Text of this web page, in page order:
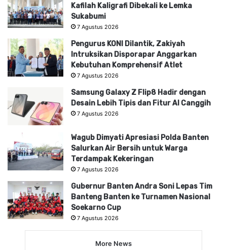
Kafilah Kaligrafi Dibekali ke Lemka
Sukabumi
7 Agustus 2026
Pengurus KONI Dilantik, Zakiyah
Intruksikan Disporapar Anggarkan
Kebutuhan Komprehensif Atlet
7 Agustus 2026
Samsung Galaxy Z Flip8 Hadir dengan
Desain Lebih Tipis dan Fitur AI Canggih
7 Agustus 2026
Wagub Dimyati Apresiasi Polda Banten
Salurkan Air Bersih untuk Warga
Terdampak Kekeringan
7 Agustus 2026
Gubernur Banten Andra Soni Lepas Tim
Banteng Banten ke Turnamen Nasional
Soekarno Cup
7 Agustus 2026
More News